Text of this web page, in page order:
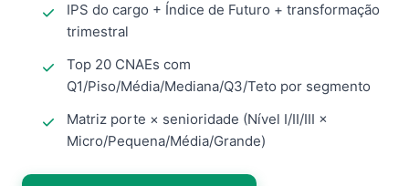
IPS do cargo + Índice de Futuro + transformação
trimestral
Top 20 CNAEs com
Q1/Piso/Média/Mediana/Q3/Teto por segmento
Matriz porte × senioridade (Nível I/II/III ×
Micro/Pequena/Média/Grande)